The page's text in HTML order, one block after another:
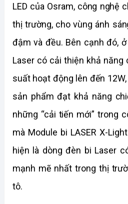
LED của Osram, công nghệ
thị trường, cho vùng ánh
đậm và đều. Bên cạnh đó,
Laser có cải thiện khả năng
suất hoạt động lên đến
sản phẩm đạt khả năng
những “cải tiến mới” trong
mà Module bi LASER X-
hiện là dòng đèn bi Laser
mạnh mẽ nhất trong thị
tô.